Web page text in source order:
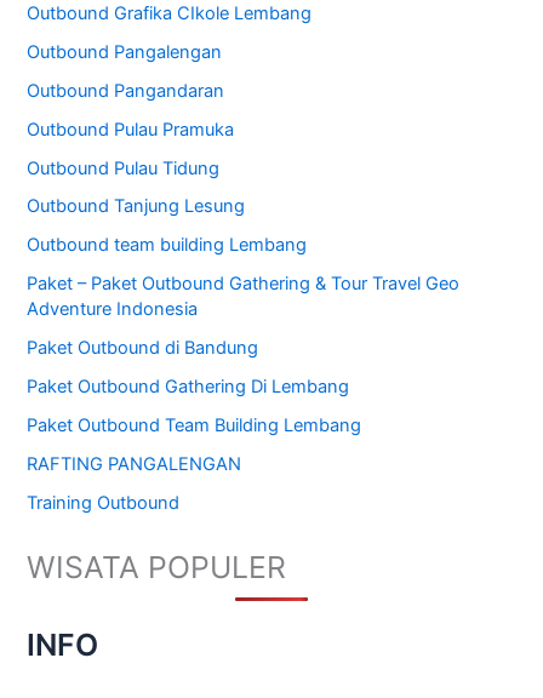
Outbound Grafika CIkole Lembang
Outbound Pangalengan
Outbound Pangandaran
Outbound Pulau Pramuka
Outbound Pulau Tidung
Outbound Tanjung Lesung
Outbound team building Lembang
Paket – Paket Outbound Gathering & Tour Travel Geo
Adventure Indonesia
Paket Outbound di Bandung
Paket Outbound Gathering Di Lembang
Paket Outbound Team Building Lembang
RAFTING PANGALENGAN
Training Outbound
WISATA POPULER
INFO